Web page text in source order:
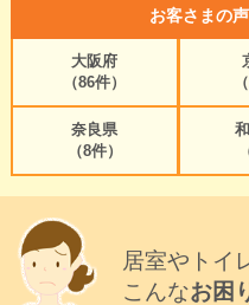
お客さまの
大阪府
（86件）
奈良県
（8件）
居室やトイ
こんなお困